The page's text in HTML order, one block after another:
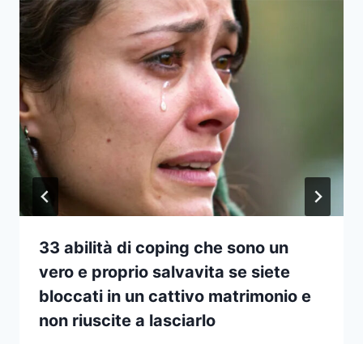
33 abilità di coping che sono un
vero e proprio salvavita se siete
bloccati in un cattivo matrimonio e
non riuscite a lasciarlo